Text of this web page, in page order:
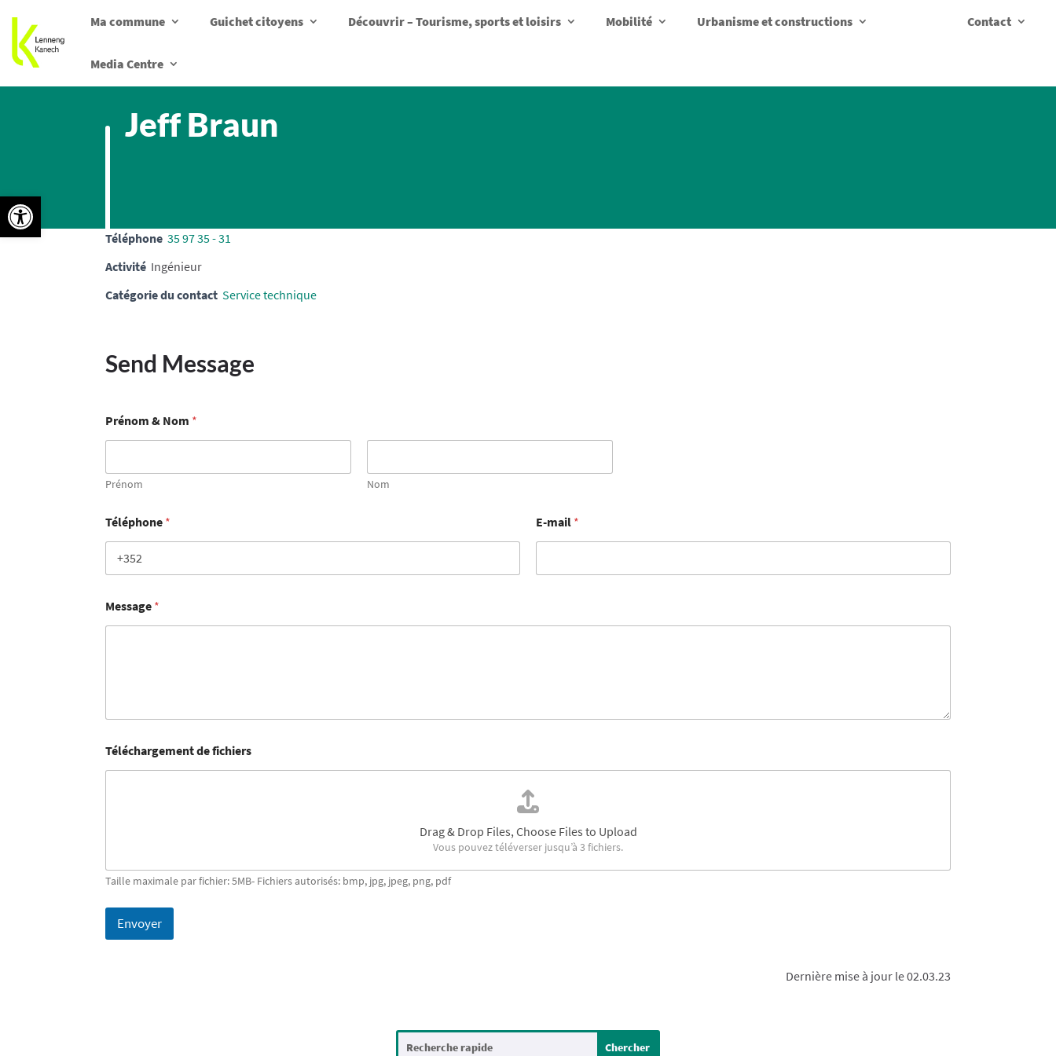
Ma commune Guichet citoyens Découvrir – Tourisme, sports et loisirs Mobilité Urbanisme et constructions Contact
Media Centre
Jeff Braun
Téléphone 35 97 35 - 31
Activité Ingénieur
Catégorie du contact Service technique
Send Message
Prénom & Nom *
Prénom Nom
Téléphone * E-mail *
Message *
Téléchargement de fichiers
Drag & Drop Files,Choose Files to Upload
Vous pouvez téléverser jusqu’à 3 fichiers.
Taille maximale par fichier: 5MB- Fichiers autorisés: bmp, jpg, jpeg, png, pdf
Envoyer
Dernière mise à jour le 02.03.23
Ouvrir la barre d’outils